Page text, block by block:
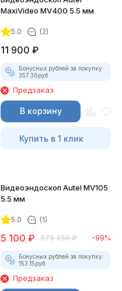
MaxiVideo MV400 5.5 мм
5.0 (2)
11 900 ₽
Бонусных рублей за покупку:
357.36руб.
Предзаказ
В корзину
Купить в 1 клик
Видеоэндоскоп Autel MV105
5.5 мм
5.0 (1)
5 100 ₽ 575 450 ₽ -99%
Бонусных рублей за покупку:
153.15руб.
Предзаказ